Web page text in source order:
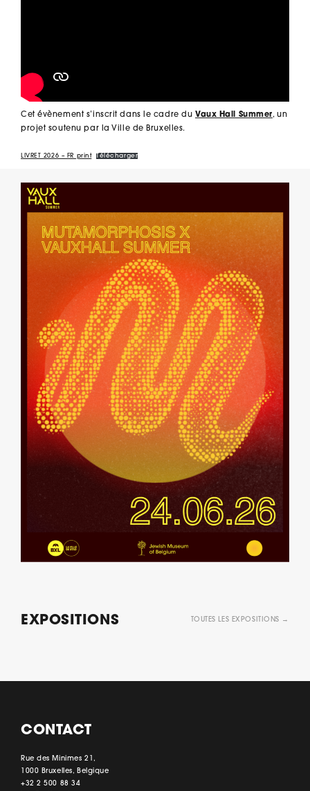
Cet évènement s’inscrit dans le cadre du Vaux Hall Summer, un
projet soutenu par la Ville de Bruxelles.
LIVRET 2026 – FR print Télécharger
EXPOSITIONS TOUTES LES EXPOSITIONS →
CONTACT
Rue des Minimes 21,
1000 Bruxelles, Belgique
+32 2 500 88 34